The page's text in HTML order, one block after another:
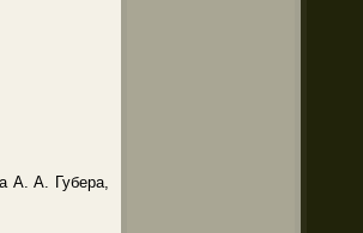
А. А. Губера,